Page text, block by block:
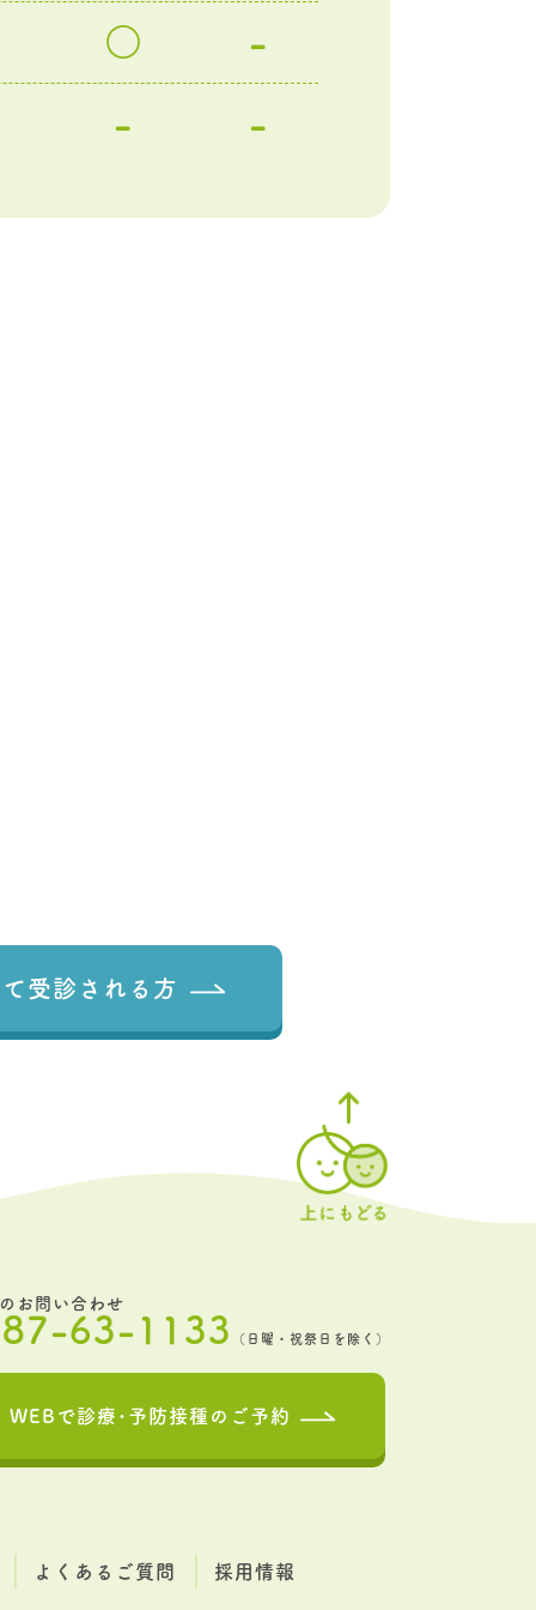
○ -
- -
受診される方
お問い合わせ
63-1133 （日曜・祝祭日を除く）
WEBで診療･予防接種の ご予約
よくあるご質問 採用情報